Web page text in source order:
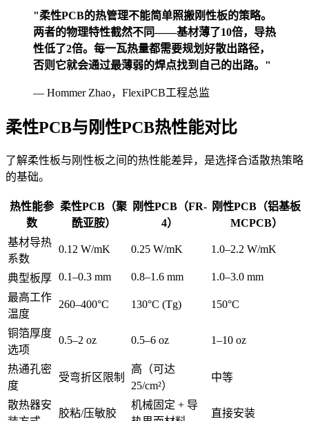
"柔性PCB的热管理不能简单照搬刚性板的策略。
两者的物理特性截然不同——基材薄了10倍，导热
性低了2倍。每一瓦热量都需要规划好散出路径，
否则它就会通过最薄弱的焊点找到自己的出路。"
— Hommer Zhao，FlexiPCB工程总监
柔性PCB与刚性PCB热性能对比
了解柔性板与刚性板之间的热性能差异，是选择合适散热策略
的基础。
热性能参
数
柔性PCB（聚
酰亚胺）
刚性PCB（FR-
4）
刚性PCB（铝基板
MCPCB）
基材导热
系数
0.12 W/mK 0.25 W/mK 1.0–2.2 W/mK
典型板厚 0.1–0.3 mm 0.8–1.6 mm
1.0–3.0 mm
最高工作
温度
260–400°C 130°C (Tg) 150°C
铜箔厚度
选项
0.5–2 oz 0.5–6 oz 1–10 oz
热通孔密
度
受弯折区限制
高（可达
25/cm²）
中等
散热器安
胶粘/压敏胶
机械固定 + 导
直接安装